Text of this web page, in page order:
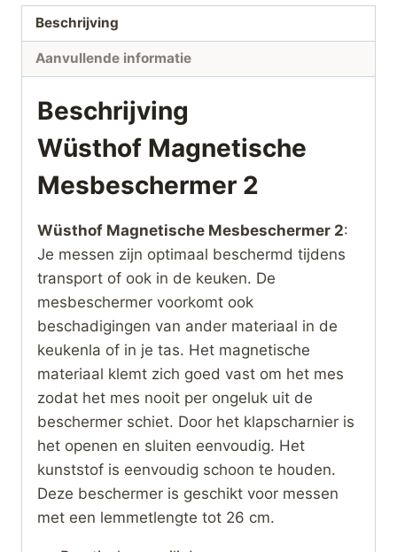
Beschrijving
Aanvullende informatie
Beschrijving
Wüsthof Magnetische
Mesbeschermer 2
Wüsthof Magnetische Mesbeschermer 2:
Je messen zijn optimaal beschermd tijdens
transport of ook in de keuken. De
mesbeschermer voorkomt ook
beschadigingen van ander materiaal in de
keukenla of in je tas. Het magnetische
materiaal klemt zich goed vast om het mes
zodat het mes nooit per ongeluk uit de
beschermer schiet. Door het klapscharnier is
het openen en sluiten eenvoudig. Het
kunststof is eenvoudig schoon te houden.
Deze beschermer is geschikt voor messen
met een lemmetlengte tot 26 cm.